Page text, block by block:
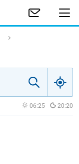
06:25 20:20